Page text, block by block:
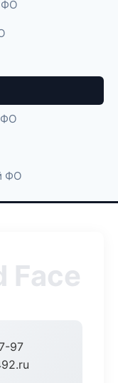
ФО
ФО
ФО
Face
97